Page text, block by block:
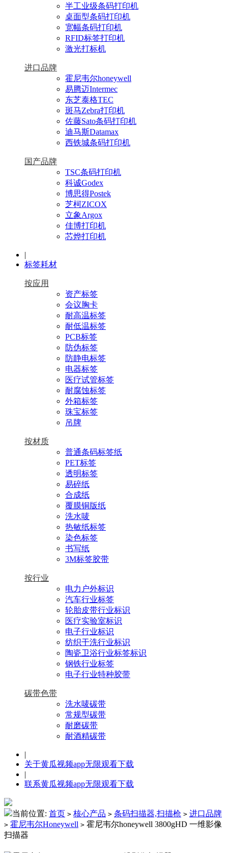
半工业级条码打印机
桌面型条码打印机
宽幅条码打印机
RFID标签打印机
激光打标机
进口品牌
霍尼韦尔honeywell
易腾迈Intermec
东芝泰格TEC
斑马Zebra打印机
佐藤Sato条码打印机
迪马斯Datamax
西铁城条码打印机
国产品牌
TSC条码打印机
科诚Godex
博思得Postek
芝柯ZICOX
立象Argox
佳博打印机
芯烨打印机
|
标签耗材
按应用
资产标签
会议胸卡
耐高温标签
耐低温标签
PCB标签
防伪标签
防静电标签
电器标签
医疗试管标签
耐腐蚀标签
外箱标签
珠宝标签
吊牌
按材质
普通条码标签纸
PET标签
透明标签
易碎纸
合成纸
覆膜铜版纸
洗水唛
热敏纸标签
染色标签
书写纸
3M标签胶带
按行业
电力户外标识
汽车行业标签
轮胎皮带行业标识
医疗实验室标识
电子行业标识
纺织干洗行业标识
陶瓷卫浴行业标签标识
钢铁行业标签
电子行业特种胶带
碳带色带
洗水唛碳带
常规型碳带
耐磨碳带
耐酒精碳带
|
关于黄瓜视频app无限观看下载
|
联系黄瓜视频app无限观看下载
当前位置: 首页 > 核心产品 > 条码扫描器,扫描枪 > 进口品牌
> 霍尼韦尔Honeywell > 霍尼韦尔honeywell 3800gHD 一维影像
扫描器